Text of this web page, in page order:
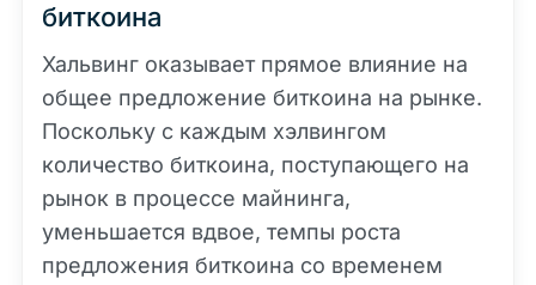
биткоина
Хальвинг оказывает прямое влияние на
общее предложение биткоина на рынке.
Поскольку с каждым хэлвингом
количество биткоина, поступающего на
рынок в процессе майнинга,
уменьшается вдвое, темпы роста
предложения биткоина со временем